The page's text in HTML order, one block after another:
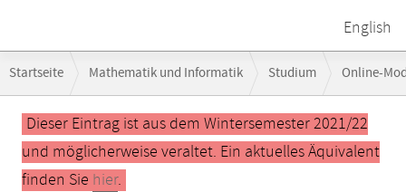
English
Navigation
Startseite Mathematik und Informatik Studium Online-
Hauptinhalt
Dieser Eintrag ist aus dem Wintersemester 2021/22
und möglicherweise veraltet. Ein aktuelles Äquivalent
finden Sie hier.